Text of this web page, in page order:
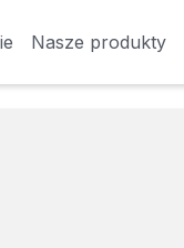
Nasze produkty
Nasze produkty